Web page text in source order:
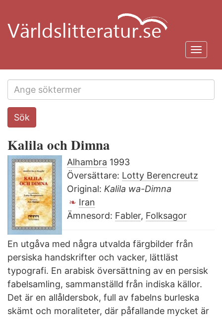
huvudinnehåll
Search
this
Sök
Kalila och Dimna
Alhambra 1993
Översättare: Lotty Berencreutz
Original: Kalila wa-Dimna
Iran
Ämnesord: Fabler, Folksagor
En utgåva med några utvalda färgbilder från
persiska handskrifter och vacker, lättläst
typografi. En arabisk översättning av en persisk
fabelsamling, sammanställd från indiska källor.
Det är en allåldersbok, full av fabelns burleska
skämt och moraliteter, där påfallande mycket är